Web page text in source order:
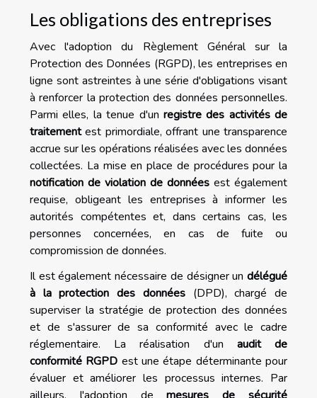
Les obligations des entreprises
Avec l'adoption du Règlement Général sur la
Protection des Données (RGPD), les entreprises en
ligne sont astreintes à une série d'obligations visant
à renforcer la protection des données personnelles.
Parmi elles, la tenue d'un registre des activités de
traitementest primordiale, offrant une transparence
accrue sur les opérations réalisées avec les données
collectées. La mise en place de procédures pour la
notification de violation de données est également
requise, obligeant les entreprises à informer les
autorités compétentes et, dans certains cas, les
personnes concernées, en cas de fuite ou
compromission de données.
Il est également nécessaire de désigner un délégué
à la protection des données(DPD), chargé de
superviser la stratégie de protection des données
et de s'assurer de sa conformité avec le cadre
réglementaire. La réalisation d'un audit de
conformité RGPD est une étape déterminante pour
évaluer et améliorer les processus internes. Par